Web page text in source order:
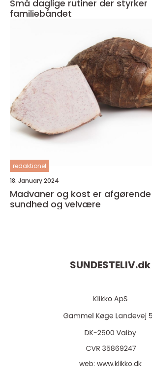
Små daglige rutiner der styrker
familiebåndet
redaktionel
18. January 2024
Madvaner og kost er
sundhed og velvære
SUNDESTELIV.dk
web: www.klikko.dk